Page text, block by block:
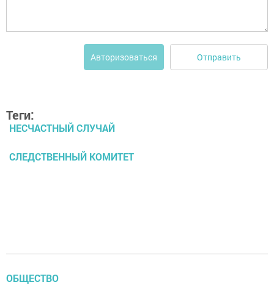
Авторизоваться Отправить
Теги:
НЕСЧАСТНЫЙ СЛУЧАЙ
СЛЕДСТВЕННЫЙ КОМИТЕТ
ОБЩЕСТВО